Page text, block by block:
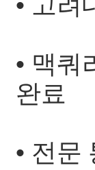
• 맥쿼
완료
• 전문